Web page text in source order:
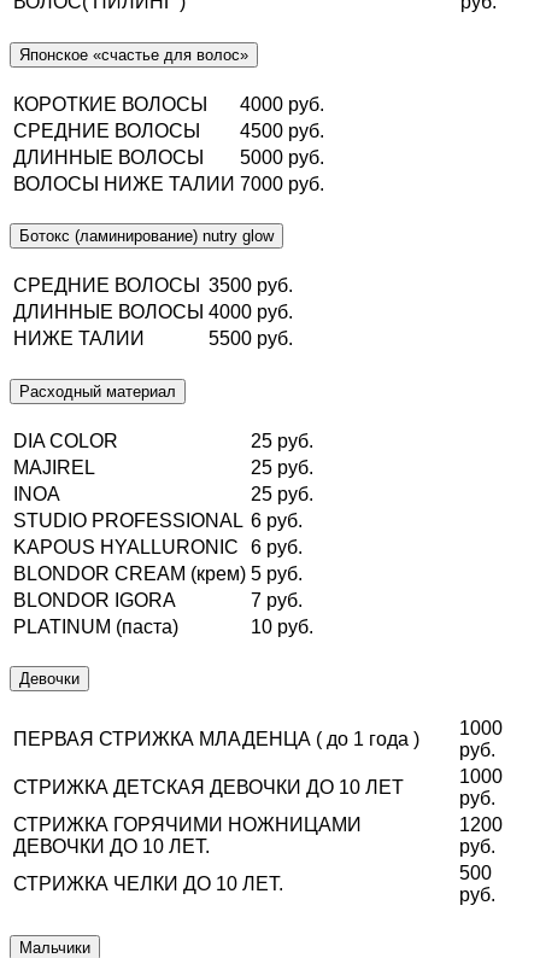
Японское «счастье для волос»
КОРОТКИЕ ВОЛОСЫ
4000 руб.
СРЕДНИЕ ВОЛОСЫ
4500 руб.
ДЛИННЫЕ ВОЛОСЫ
5000 руб.
ВОЛОСЫ НИЖЕ ТАЛИИ 7000 руб.
Ботокс (ламинирование) nutry glow
СРЕДНИЕ ВОЛОСЫ
3500 руб.
ДЛИННЫЕ ВОЛОСЫ 4000 руб.
НИЖЕ ТАЛИИ
5500 руб.
Расходный материал
DIA COLOR
25 руб.
MAJIREL
25 руб.
INOA
25 руб.
STUDIO PROFESSIONAL 6 руб.
KAPOUS HYALLURONIC
6 руб.
BLONDOR CREAM (крем) 5 руб.
BLONDOR IGORA
7 руб.
PLATINUM (паста)
10 руб.
Девочки
ПЕРВАЯ СТРИЖКА МЛАДЕНЦА ( до 1 года )
1000
руб.
СТРИЖКА ДЕТСКАЯ ДЕВОЧКИ ДО 10 ЛЕТ
1000
руб.
СТРИЖКА ГОРЯЧИМИ НОЖНИЦАМИ
ДЕВОЧКИ ДО 10 ЛЕТ.
1200
руб.
СТРИЖКА ЧЕЛКИ ДО 10 ЛЕТ.
500
руб.
Мальчики